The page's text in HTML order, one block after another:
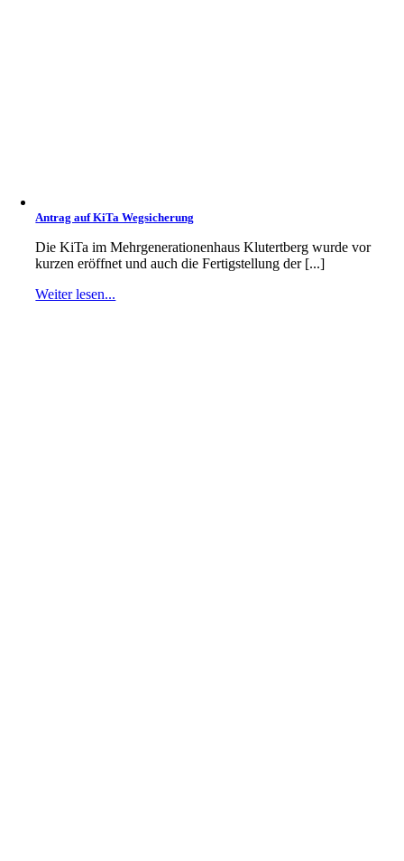
Antrag auf KiTa Wegsicherung
Die KiTa im Mehrgenerationenhaus Klutertberg wurde vor
kurzen eröffnet und auch die Fertigstellung der [...]
Weiter lesen...